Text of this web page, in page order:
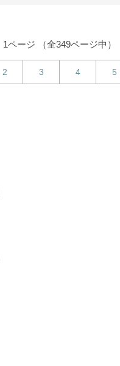
1ページ （全349ページ中）
2 3 4 5